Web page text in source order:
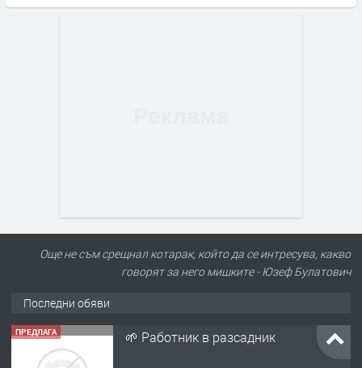
Още не съм срещнал котарак, който да се интресува, какво
говорят за него мишките - Юзеф Булатович
Последни обяви
ПРЕДЛАГА 🌱 Работник в разсадник